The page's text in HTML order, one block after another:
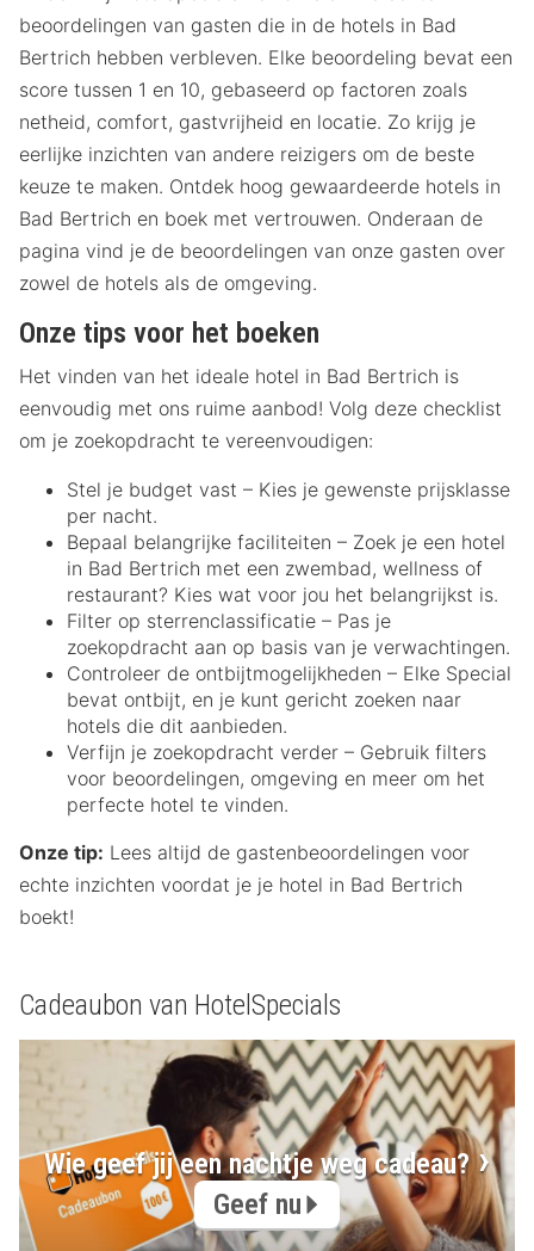
beoordelingen van gasten die in de hotels in Bad
Bertrich hebben verbleven. Elke beoordeling bevat een
score tussen 1 en 10, gebaseerd op factoren zoals
netheid, comfort, gastvrijheid en locatie. Zo krijg je
eerlijke inzichten van andere reizigers om de beste
keuze te maken. Ontdek hoog gewaardeerde hotels in
Bad Bertrich en boek met vertrouwen. Onderaan de
pagina vind je de beoordelingen van onze gasten over
zowel de hotels als de omgeving.
Onze tips voor het boeken
Het vinden van het ideale hotel in Bad Bertrich is
eenvoudig met ons ruime aanbod! Volg deze checklist
om je zoekopdracht te vereenvoudigen:
Stel je budget vast – Kies je gewenste prijsklasse
per nacht.
Bepaal belangrijke faciliteiten – Zoek je een hotel
in Bad Bertrich met een zwembad, wellness of
restaurant? Kies wat voor jou het belangrijkst is.
Filter op sterrenclassificatie – Pas je
zoekopdracht aan op basis van je verwachtingen.
Controleer de ontbijtmogelijkheden – Elke Special
bevat ontbijt, en je kunt gericht zoeken naar
hotels die dit aanbieden.
Verfijn je zoekopdracht verder – Gebruik filters
voor beoordelingen, omgeving en meer om het
perfecte hotel te vinden.
Onze tip: Lees altijd de gastenbeoordelingen voor
echte inzichten voordat je je hotel in Bad Bertrich
boekt!
Cadeaubon van HotelSpecials
Wie geef jij een nachtje weg cadeau?
Geef nu